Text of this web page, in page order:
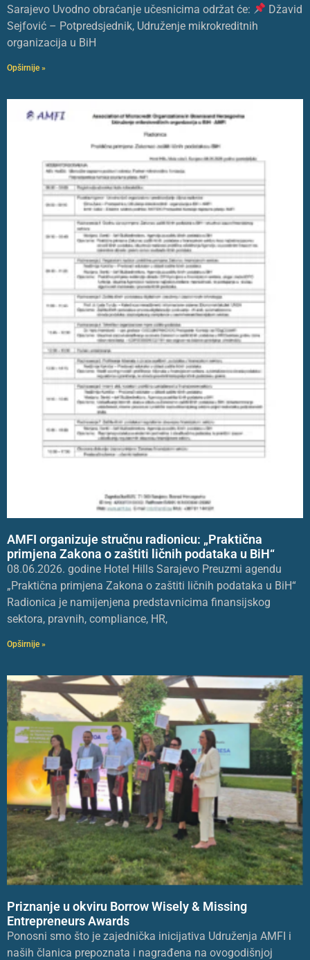
Sarajevo Uvodno obraćanje učesnicima održat će:
Džavid
Sejfović – Potpredsjednik, Udruženje mikrokreditnih
organizacija u BiH
Opširnije »
AMFI organizuje stručnu radionicu: „Praktična
primjena Zakona o zaštiti ličnih podataka u BiH“
08.06.2026. godine Hotel Hills Sarajevo Preuzmi agendu
„Praktična primjena Zakona o zaštiti ličnih podataka u BiH“
Radionica je namijenjena predstavnicima finansijskog
sektora, pravnih, compliance, HR,
Opširnije »
Priznanje u okviru Borrow Wisely & Missing
Entrepreneurs Awards
Ponosni smo što je zajednička inicijativa Udruženja AMFI i
naših članica prepoznata i nagrađena na ovogodišnjoj